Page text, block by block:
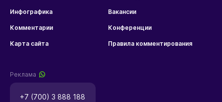
Инфографика Вакансии
Комментарии Конференции
Карта сайта Правила комментирования
Реклама
+7 (700) 3 888 188